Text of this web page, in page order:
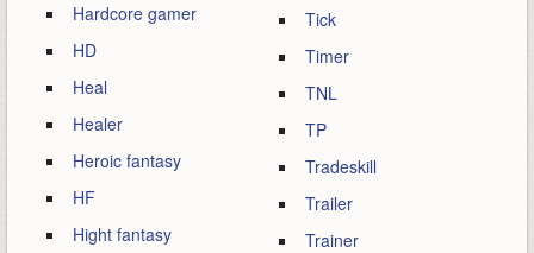
Hardcore gamer
HD
Heal
Healer
Heroic fantasy
HF
Hight fantasy
Tick
Timer
TNL
TP
Tradeskill
Trailer
Trainer